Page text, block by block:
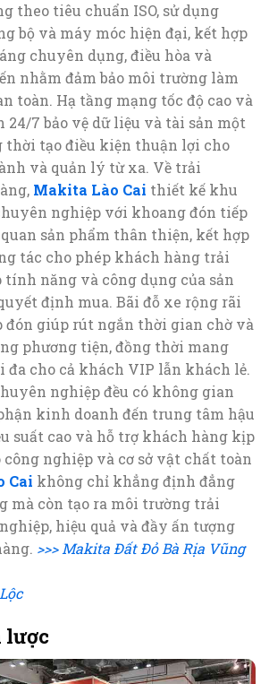
theo tiêu chuẩn ISO, sử dụng
bộ và máy móc hiện đại, kết hợp
chuyên dụng, điều hòa và
nhằm đảm bảo môi trường làm
toàn. Hạ tầng mạng tốc độ cao và
24/7 bảo vệ dữ liệu và tài sản một
thời tạo điều kiện thuận lợi cho
và quản lý từ xa. Về trải
Makita Lào Cai thiết kế khu
nghiệp với khoang đón tiếp
sản phẩm thân thiện, kết hợp
tác cho phép khách hàng trải
năng và công dụng của sản
định mua. Bãi đỗ xe rộng rãi
đón giúp rút ngắn thời gian chờ và
phương tiện, đồng thời mang
đa cho cả khách VIP lẫn khách lẻ.
nghiệp đều có không gian
kinh doanh đến trung tâm hậu
suất cao và hỗ trợ khách hàng kịp
nghiệp và cơ sở vật chất toàn
Cai không chỉ khẳng định đẳng
mà còn tạo ra môi trường trải
hiệu quả và đầy ấn tượng
>>> Makita Đất Đỏ Bà Rịa Vũng
lược